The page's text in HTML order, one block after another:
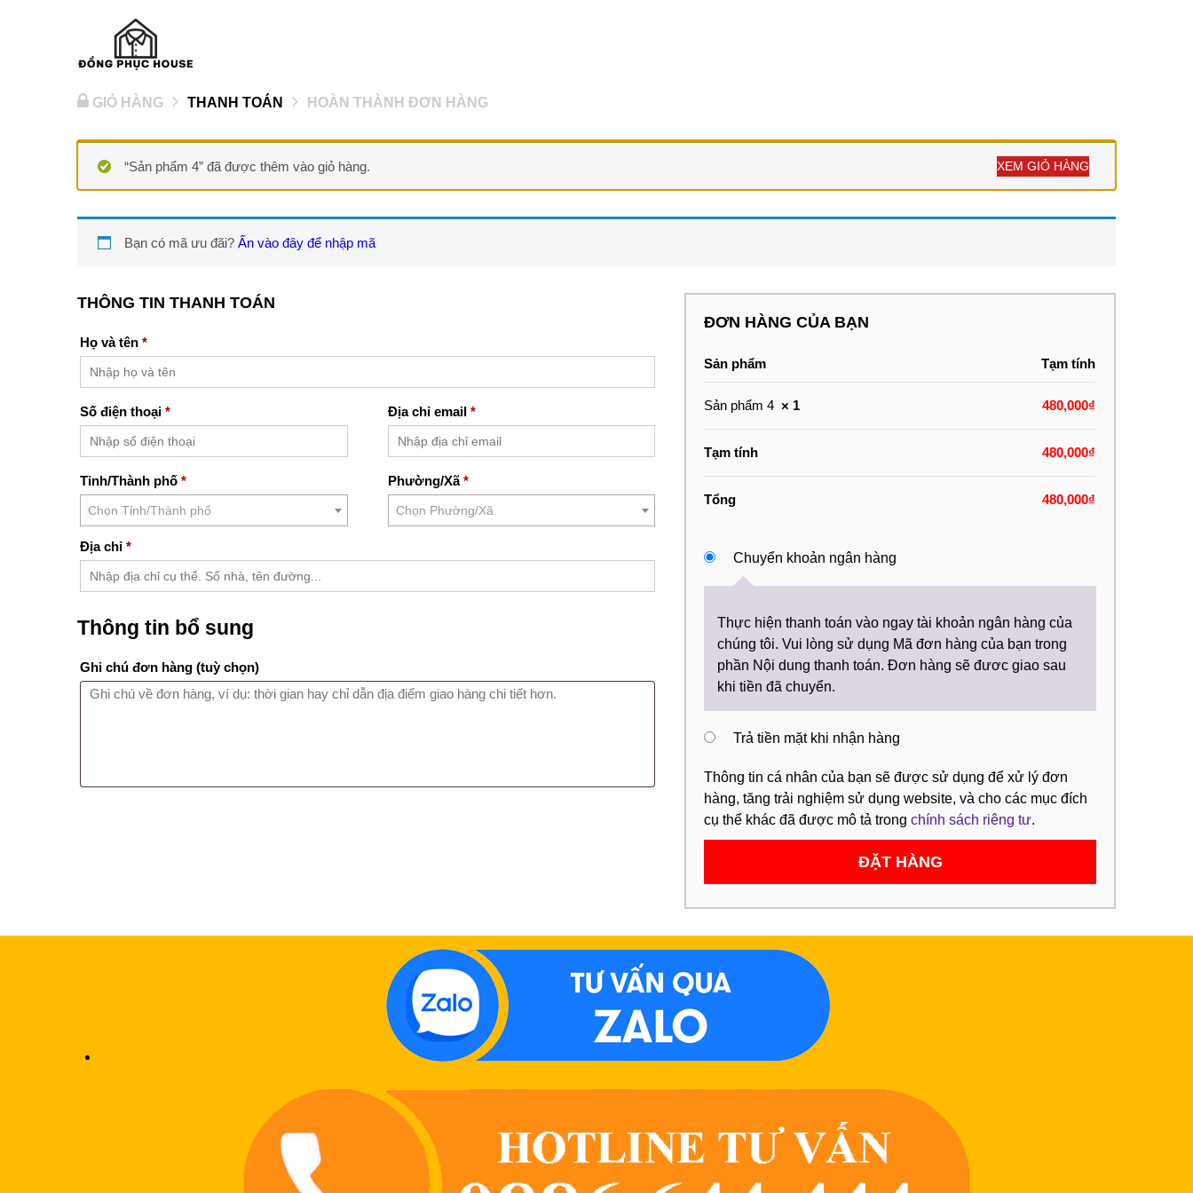
GIỎ HÀNG THANH TOÁN HOÀN THÀNH ĐƠN HÀNG
“Sản phẩm 4” đã được thêm vào giỏ hàng. XEM GIỎ HÀNG
Bạn có mã ưu đãi? Ấn vào đây để nhập mã
THÔNG TIN THANH TOÁN
Họ và tên *
Số điện thoại * Địa chỉ email *
Tỉnh/Thành phố *
Chọn Tỉnh/Thành phố
Phường/Xã*
Chọn Phường/Xã
Địa chỉ *
Thông tin bổ sung
Ghi chú đơn hàng (tuỳ chọn)
ĐƠN HÀNG CỦA BẠN
Sản phẩm Tạm tính
Sản phẩm 4× 1 480,000₫
Tạm tính 480,000₫
Tổng 480,000₫
Chuyển khoản ngân hàng
Thực hiện thanh toán vào ngay tài khoản ngân hàng của
chúng tôi. Vui lòng sử dụng Mã đơn hàng của bạn trong
phần Nội dung thanh toán. Đơn hàng sẽ đươc giao sau
khi tiền đã chuyển.
Trả tiền mặt khi nhận hàng
Thông tin cá nhân của bạn sẽ được sử dụng để xử lý đơn
hàng, tăng trải nghiệm sử dụng website, và cho các mục đích
cụ thể khác đã được mô tả trongchính sách riêng tư.
ĐẶT HÀNG